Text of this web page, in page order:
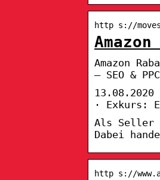
http s://
Amazon
– SEO &
13.08.2020
· Exkurs:
Als Seller
Dabei
http s://